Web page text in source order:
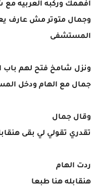
افهمك وركبه العربيه
وجمال متوتر مش عارف
المستشفى
ونزل شامخ فتح لهم باب
جمال مع الهام ودخل
وقال جمال
تقدري تقولي لي بقى
ردت الهام
هنقابله هنا طبعا